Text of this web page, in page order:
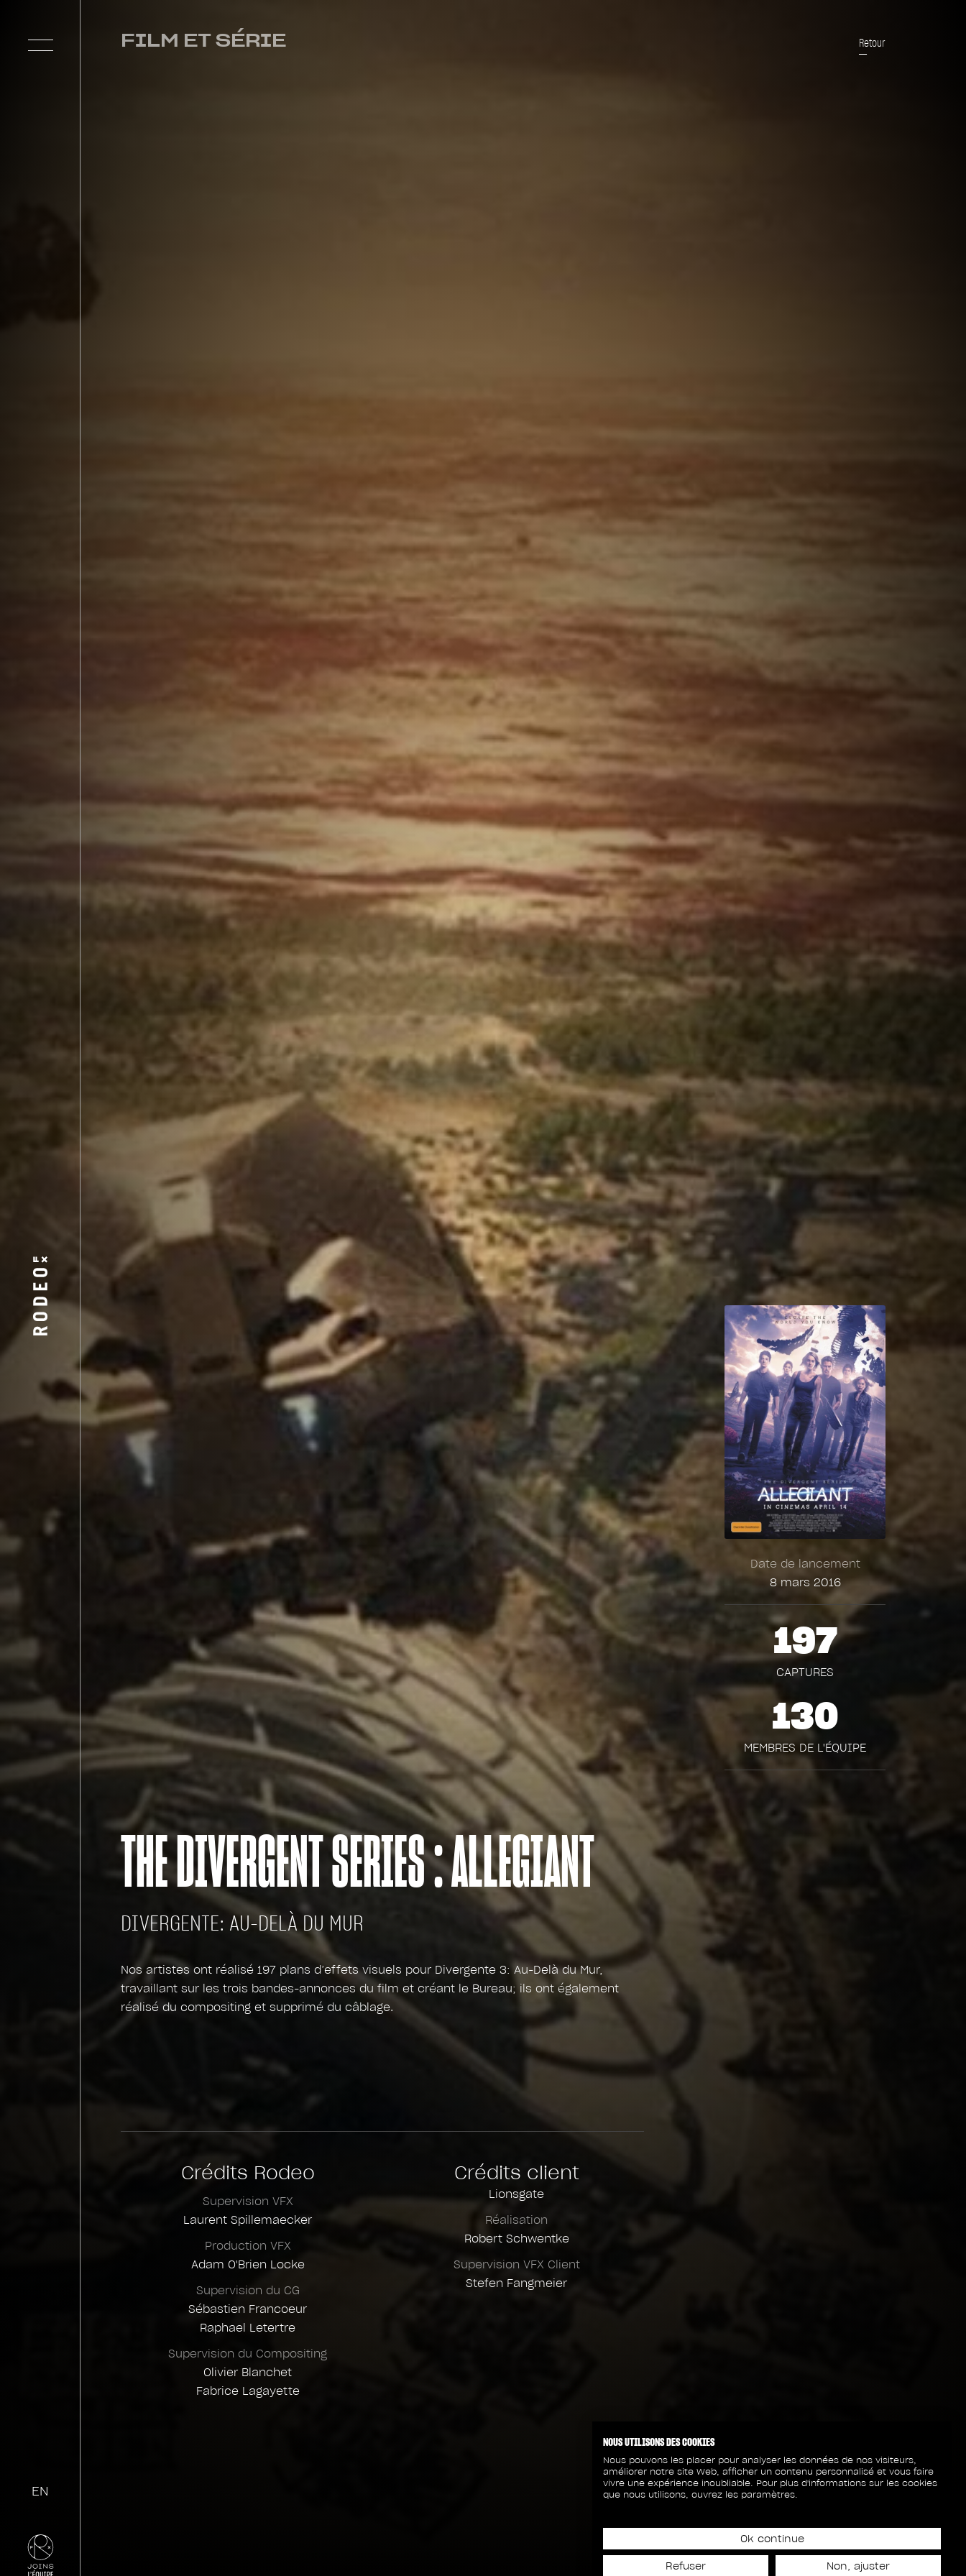
FILM ET SÉRIE Retour
THE DIVERGENT SERIES : ALLEGIANT
DIVERGENTE: AU-DELÀ DU MUR
Nos artistes ont réalisé 197 plans d’effets visuels pour Divergente 3: Au-Delà du Mur,
travaillant sur les trois bandes-annonces du film et créant le Bureau; ils ont également
réalisé du compositing et supprimé du câblage.
Crédits Rodeo
Supervision VFX
Laurent Spillemaecker
Production VFX
Adam O'Brien Locke
Supervision du CG
Sébastien Francoeur
Raphael Letertre
Supervision du Compositing
Olivier Blanchet
Fabrice Lagayette
Crédits client
Lionsgate
Réalisation
Robert Schwentke
Supervision VFX Client
Stefen Fangmeier
Date de lancement
8 mars 2016
197
CAPTURES
130
MEMBRES DE L'ÉQUIPE
EN
NOUS UTILISONS DES COOKIES
Nous pouvons les placer pour analyser les données de nos visiteurs,
améliorer notre site Web, afficher un contenu personnalisé et vous faire
vivre une expérience inoubliable. Pour plus d'informations sur les cookies
que nous utilisons, ouvrez les paramètres.
Ok continue
Refuser Non, ajuster